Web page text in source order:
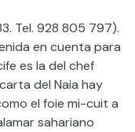
Tel. 928 805 797).
en cuenta para
es la del chef
del Naia hay
el foie mi-cuit a
sahariano